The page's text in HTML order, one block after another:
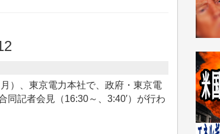
）、東京電力本社で、政府・東京電
同記者会見（16:30～、3:40′）が行わ